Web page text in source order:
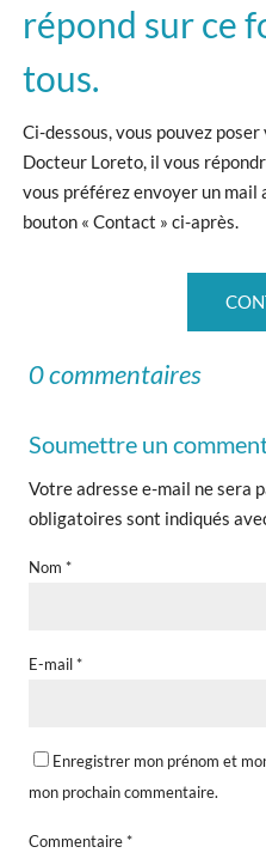
répond sur ce
tous.
Ci-dessous, vous pouvez
Docteur Loreto, il vous
vous préférez envoyer un mail
bouton « Contact » ci-après.
0 commentaires
Soumettre un
Votre adresse e-mail ne sera
obligatoires sont indiqués
Nom *
E-mail*
Enregistrer mon prénom et
mon prochain commentaire.
Commentaire*